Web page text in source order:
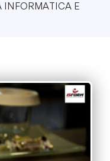
INFORMATICA E